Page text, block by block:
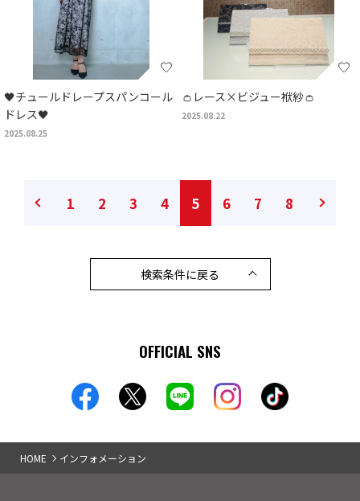
🖤チュールドレープスパンコール
ドレス🖤
2025.08.25
👛レース×ビジュー袱紗👛
2025.08.22
1 2 3 4 5 6 7 8
検索条件に戻る
OFFICIAL SNS
HOME インフォメーション